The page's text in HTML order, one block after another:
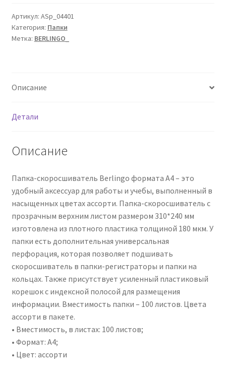
Артикул: ASp_04401
Категория: Папки
Метка: BERLINGO_
Описание
Детали
Описание
Папка-скоросшиватель Berlingo формата А4 – это
удобный аксессуар для работы и учебы, выполненный в
насыщенных цветах ассорти. Папка-скоросшиватель с
прозрачным верхним листом размером 310*240 мм
изготовлена из плотного пластика толщиной 180 мкм. У
папки есть дополнительная универсальная
перфорация, которая позволяет подшивать
скоросшиватель в папки-регистраторы и папки на
кольцах. Также присутствует усиленный пластиковый
корешок с индексной полосой для размещения
информации. Вместимость папки – 100 листов. Цвета
ассорти в пакете.
• Вместимость, в листах: 100 листов;
• Формат: А4;
• Цвет: ассорти